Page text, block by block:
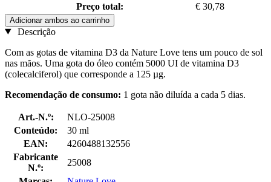
Preço total:
€ 30,78
Adicionar ambos ao carrinho
Descrição
Com as gotas de vitamina D3 da Nature Love tens um pouco de sol
nas mãos. Uma gota do óleo contém 5000 UI de vitamina D3
(colecalciferol) que corresponde a 125 µg.
Recomendação de consumo: 1 gota não diluída a cada 5 dias.
Art.-N.º:
NLO-25008
Conteúdo:
30 ml
EAN:
4260488132556
Fabricante
N.º:
25008